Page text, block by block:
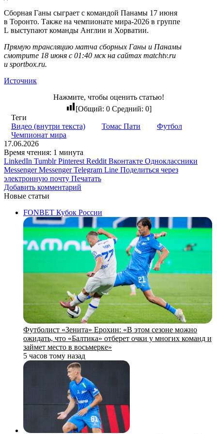
Сборная Ганы сыграет с командой Панамы 17 июня
в Торонто. Также на чемпионате мира‑2026 в группе
L выступают команды Англии и Хорватии.
Прямую трансляцию матча сборных Ганы и Панамы
смотрите 18 июня c 01:40 мск на сайтах matchtv.ru
и sportbox.ru.
Источник
Нажмите, чтобы оценить статью!
[Общий: 0Средний: 0]
Теги
Видео (внутри текста)
Томас Пати
Футбол
Чемпионат мира
17.06.2026
Время чтения: 1 минута
LinkedIn Tumblr Pinterest Reddit Вконтакте Одноклассники
Messenger Messenger Telegram Line Поделиться через
электронную почту Печатать
Добавить комментарий
Новые статьи
FONBET Кубок России
Футболист «Зенита» Ерохин: «В этом сезоне можно
ожидать, что «Балтика» отберет очки у многих команд и
займет место в восьмерке»
5 часов тому назад